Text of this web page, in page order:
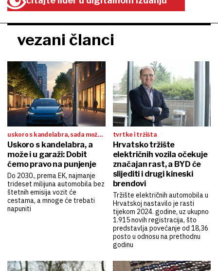
vezani članci
uskoro s kandelabra, sada može i
u garaži
Uskoro s kandelabra, a
može i u garaži: Dobit
ćemo pravo na punjenje
Do 2030., prema EK, najmanje
trideset milijuna automobila bez
štetnih emisija vozit će
cestama, a mnoge će trebati
napuniti
tvrtke i tržišta
Hrvatsko tržište
električnih vozila očekuje
značajan rast, a BYD će
slijediti i drugi kineski
brendovi
Tržište električnih automobila u
Hrvatskoj nastavilo je rasti
tijekom 2024. godine, uz ukupno
1.915 novih registracija, što
predstavlja povećanje od 18,36
posto u odnosu na prethodnu
godinu